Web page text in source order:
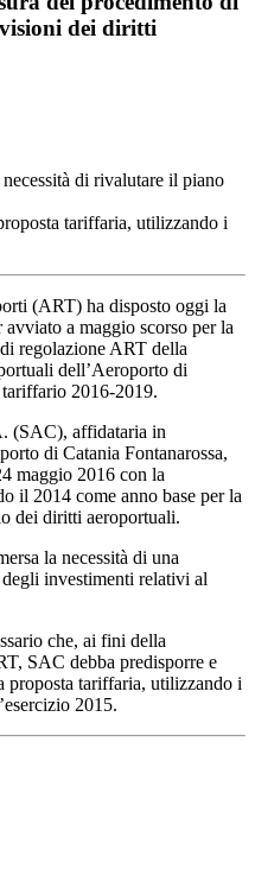
dei diritti
di rivalutare il piano
tariffaria, utilizzando i
(ART) ha disposto oggi la
a maggio scorso per la
regolazione ART della
dell’Aeroporto di
2016-2019.
(SAC), affidataria in
di Catania Fontanarossa,
maggio 2016 con la
il 2014 come anno base per la
dei diritti aeroportuali.
la necessità di una
investimenti relativi al
che, ai fini della
SAC debba predisporre e
proposta tariffaria, utilizzando i
2015.